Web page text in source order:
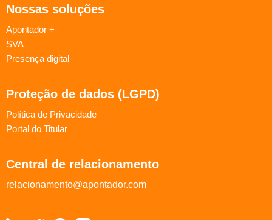
Nossas soluções
Apontador +
SVA
Presença digital
Proteção de dados (LGPD)
Política de Privacidade
Portal do Titular
Central de relacionamento
relacionamento@apontador.com